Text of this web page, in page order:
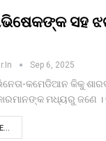
ସହ
Sep 6, 2025
କମେଡିଆନ କିକୁ
ମଧ୍ୟରୁ ଜଣେ ।